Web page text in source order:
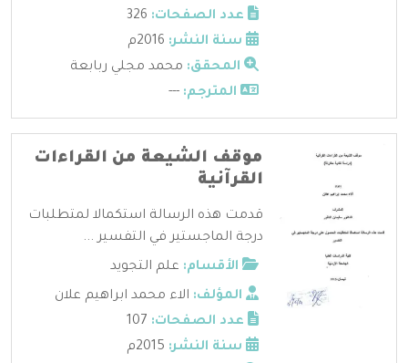
عدد الصفحات:
سنة النشر:
المحقق: محمد مجلي ربابعة
المترجم: ---
موقف الشيعة من القراءات
القرآنية
قدمت هذه الرسالة استكمالا لمتطلبات
درجة الماجستير في التفسير ...
الأقسام: علم التجويد
المؤلف: الاء محمد ابراهيم علان
عدد الصفحات:
سنة النشر: